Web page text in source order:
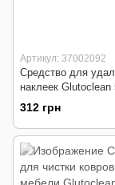
Артикул: 37002092
Средство для
наклеек
312 грн